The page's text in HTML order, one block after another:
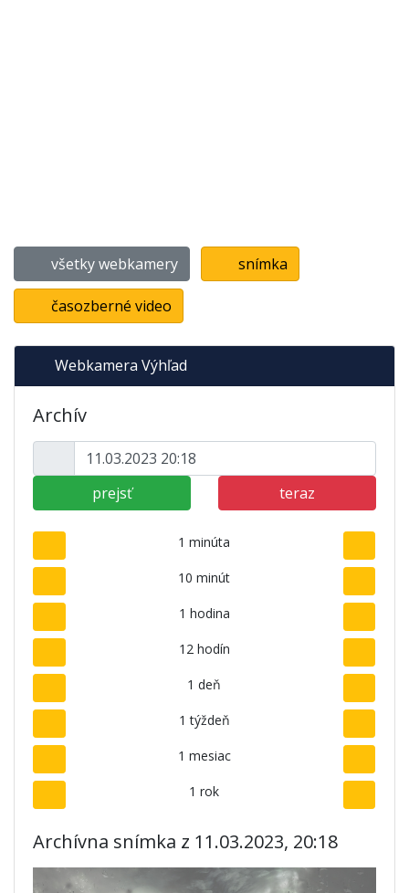
všetky webkamery snímka
časozberné video
Webkamera Výhľad
Archív
prejsť teraz
1 minúta
10 minút
1 hodina
12 hodín
1 deň
1 týždeň
1 mesiac
1 rok
Archívna snímka z 11.03.2023, 20:18